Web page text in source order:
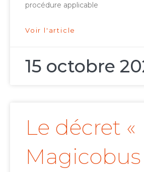
procédure applicable
Voir l'article
15 octobre
Le décret «
Magicobus